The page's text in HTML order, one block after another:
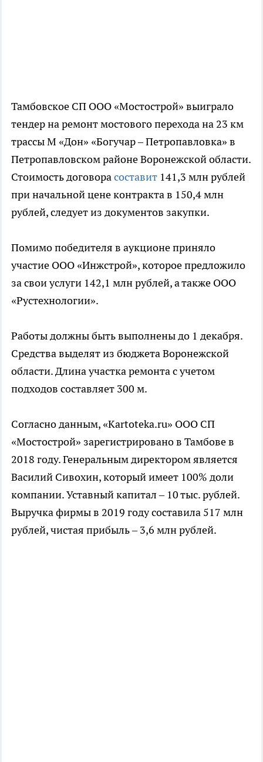
Тамбовское СП ООО «Мостострой» выиграло
тендер на ремонт мостового перехода на 23 км
трассы М «Дон» «Богучар – Петропавловка» в
Петропавловском районе Воронежской области.
Стоимость договорасоставит 141,3 млн рублей
при начальной цене контракта в 150,4 млн
рублей, следует из документов закупки.
Помимо победителя в аукционе приняло
участие ООО «Инжстрой», которое предложило
за свои услуги 142,1 млн рублей, а также ООО
«Рустехнологии».
Работы должны быть выполнены до 1 декабря.
Средства выделят из бюджета Воронежской
области. Длина участка ремонта с учетом
подходов составляет 300 м.
Согласно данным, «Kartoteka.ru» ООО СП
«Мостострой» зарегистрировано в Тамбове в
2018 году. Генеральным директором является
Василий Сивохин, который имеет 100% доли
компании. Уставный капитал – 10 тыс. рублей.
Выручка фирмы в 2019 году составила 517 млн
рублей, чистая прибыль – 3,6 млн рублей.